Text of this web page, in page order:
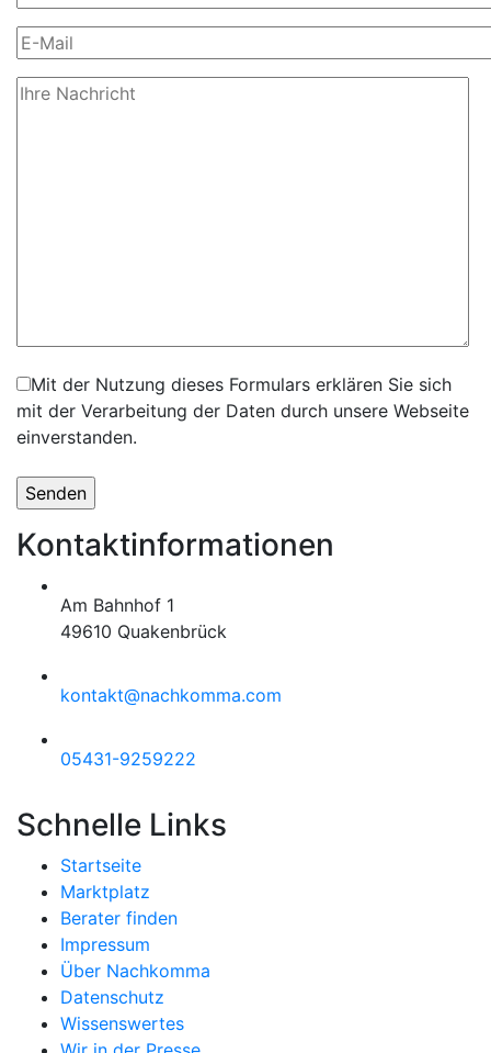
Mit der Nutzung dieses Formulars erklären Sie sich
mit der Verarbeitung der Daten durch unsere Webseite
einverstanden.
Kontaktinformationen
Am Bahnhof 1
49610 Quakenbrück
kontakt@nachkomma.com
05431-9259222
Schnelle Links
Startseite
Marktplatz
Berater finden
Impressum
Über Nachkomma
Datenschutz
Wissenswertes